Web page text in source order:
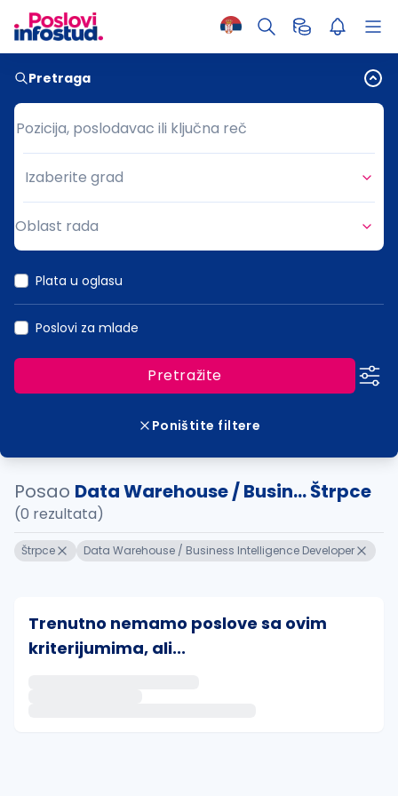
Pretraga
Pozicija, poslodavac ili ključna reč
Pozicija, poslodavac ili ključna reč
Grad
Izaberite grad
Oblast rada
Plata u oglasu
Poslovi za mlade
Pretražite
Poništite filtere
Posao Data Warehouse / Busin... Štrpce
(0 rezultata)
Štrpce Data Warehouse / Business Intelligence Developer
Trenutno nemamo poslove sa ovim
kriterijumima, ali...